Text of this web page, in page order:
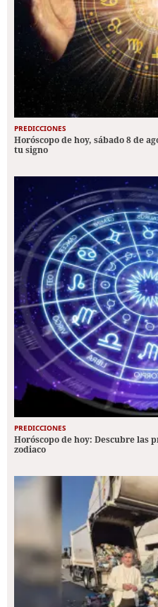
PREDICCIONES
Horóscopo de hoy, sábado 8 de
tu signo
PREDICCIONES
Horóscopo de hoy: Descubre las
zodiaco